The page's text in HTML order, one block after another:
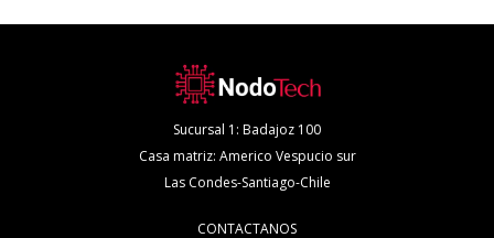
Sucursal 1: Badajoz 100
Casa matriz: Americo Vespucio sur
Las Condes-Santiago-Chile
CONTACTANOS